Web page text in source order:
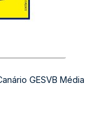
GESVB Média